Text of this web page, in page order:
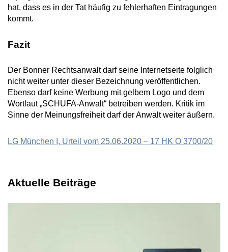
hat, dass es in der Tat häufig zu fehlerhaften Eintragungen
kommt.
Fazit
Der Bonner Rechtsanwalt darf seine Internetseite folglich
nicht weiter unter dieser Bezeichnung veröffentlichen.
Ebenso darf keine Werbung mit gelbem Logo und dem
Wortlaut „SCHUFA-Anwalt“ betreiben werden. Kritik im
Sinne der Meinungsfreiheit darf der Anwalt weiter äußern.
LG München I, Urteil vom 25.06.2020 – 17 HK O 3700/20
Aktuelle Beiträge